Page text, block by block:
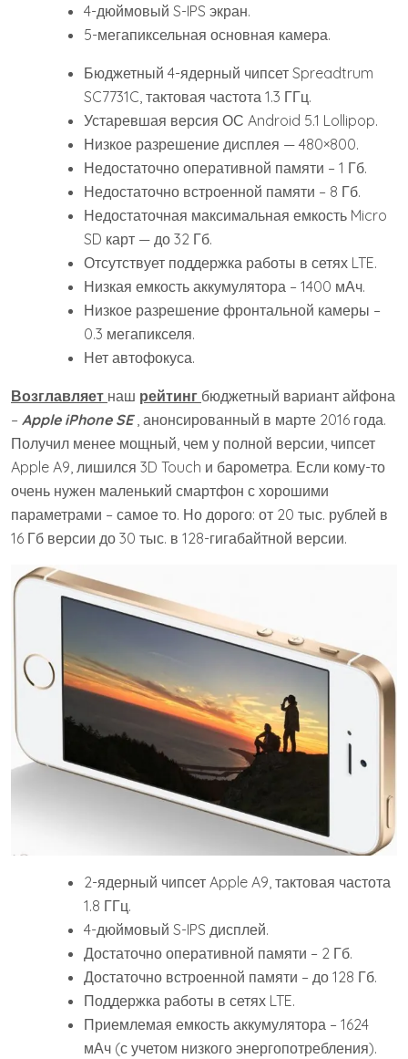
4-дюймовый S-IPS экран.
5-мегапиксельная основная камера.
Бюджетный 4-ядерный чипсет Spreadtrum
SC7731C, тактовая частота 1.3 ГГц.
Устаревшая версия ОС Android 5.1 Lollipop.
Низкое разрешение дисплея — 480×800.
Недостаточно оперативной памяти – 1 Гб.
Недостаточно встроенной памяти – 8 Гб.
Недостаточная максимальная емкость Micro
SD карт — до 32 Гб.
Отсутствует поддержка работы в сетях LTE.
Низкая емкость аккумулятора – 1400 мАч.
Низкое разрешение фронтальной камеры –
0.3 мегапикселя.
Нет автофокуса.
Возглавляет наш рейтинг бюджетный вариант айфона
– Apple iPhone SE , анонсированный в марте 2016 года.
Получил менее мощный, чем у полной версии, чипсет
Apple A9, лишился 3D Touch и барометра. Если кому-то
очень нужен маленький смартфон с хорошими
параметрами – самое то. Но дорого: от 20 тыс. рублей в
16 Гб версии до 30 тыс. в 128-гигабайтной версии.
2-ядерный чипсет Apple A9, тактовая частота
1.8 ГГц.
4-дюймовый S-IPS дисплей.
Достаточно оперативной памяти – 2 Гб.
Достаточно встроенной памяти – до 128 Гб.
Поддержка работы в сетях LTE.
Приемлемая емкость аккумулятора – 1624
мАч (с учетом низкого энергопотребления).